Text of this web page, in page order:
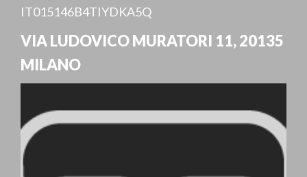
IT015146B4TIYDKA5Q
VIA LUDOVICO MURATORI 11,20135
MILANO